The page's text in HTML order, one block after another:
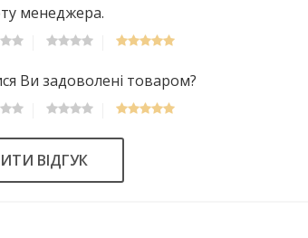
менеджера.
Ви задоволені товаром?
ВІДГУК